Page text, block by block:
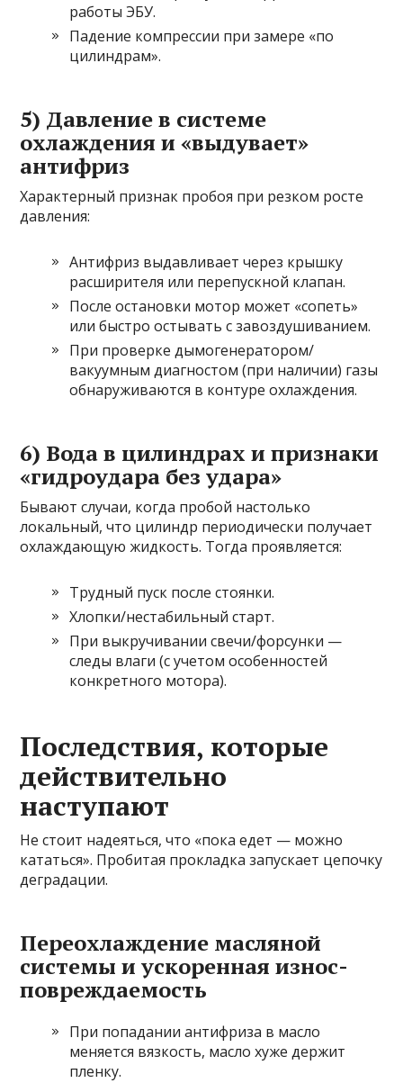
работы ЭБУ.
Падение компрессии при замере «по
цилиндрам».
5) Давление в системе
охлаждения и «выдувает»
антифриз
Характерный признак пробоя при резком росте
давления:
Антифриз выдавливает через крышку
расширителя или перепускной клапан.
После остановки мотор может «сопеть»
или быстро остывать с завоздушиванием.
При проверке дымогенератором/
вакуумным диагностом (при наличии) газы
обнаруживаются в контуре охлаждения.
6) Вода в цилиндрах и признаки
«гидроудара без удара»
Бывают случаи, когда пробой настолько
локальный, что цилиндр периодически получает
охлаждающую жидкость. Тогда проявляется:
Трудный пуск после стоянки.
Хлопки/нестабильный старт.
При выкручивании свечи/форсунки —
следы влаги (с учетом особенностей
конкретного мотора).
Последствия, которые
действительно
наступают
Не стоит надеяться, что «пока едет — можно
кататься». Пробитая прокладка запускает цепочку
деградации.
Переохлаждение масляной
системы и ускоренная износ-
повреждаемость
При попадании антифриза в масло
меняется вязкость, масло хуже держит
пленку.